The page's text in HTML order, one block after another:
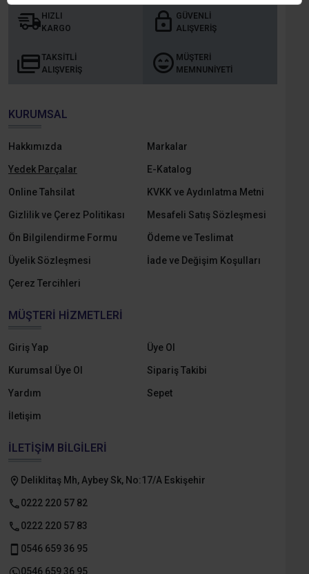
HIZLI
KARGO
GÜVENLI
ALIŞVERIŞ
TAKSITLI
ALIŞVERIŞ
MÜŞTERI
MEMNUNIYETI
KURUMSAL
Hakkımızda Markalar
Yedek Parçalar E-Katalog
Online Tahsilat KVKK ve Aydınlatma Metni
Gizlilik ve Çerez Politikası Mesafeli Satış Sözleşmesi
Ön Bilgilendirme Formu Ödeme ve Teslimat
Üyelik Sözleşmesi İade ve Değişim Koşulları
Çerez Tercihleri
MÜŞTERI HIZMETLERI
Giriş Yap Üye Ol
Kurumsal Üye Ol Sipariş Takibi
Yardım Sepet
İletişim
İLETIŞIM BILGILERI
Deliklitaş Mh, Aybey Sk, No:17/A Eskişehir
0222 220 57 82
0222 220 57 83
0546 659 36 95
0546 659 36 95